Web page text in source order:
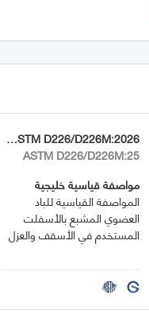
GSO ASTM D226/D226M:2026
ASTM D226/D226M:25
مواصفة قياسية خليجية
المواصفة القياسية للباد
العضوي المشبع بالأسفلت
المستخدم في الأسقف والعزل